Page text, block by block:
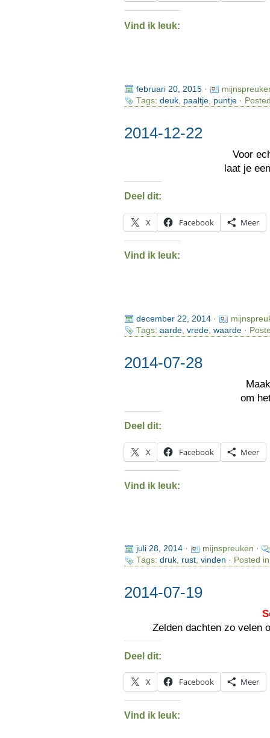
Vind ik leuk:
februari 20, 2015·
Tags: deuk, paaltje, puntje·
2014-12-22
Voor
laat je
Deel dit:
X Facebook Meer
Vind ik leuk:
december 22, 2014·
Tags: aarde, vrede, waarde·
2014-07-28
om
Deel dit:
X Facebook Meer
Vind ik leuk:
juli 28, 2014·
mijnspreuken ·
Tags: druk, rust, vinden · Posted
2014-07-19
Zelden dachten zo velen
Deel dit:
X Facebook Meer
Vind ik leuk: